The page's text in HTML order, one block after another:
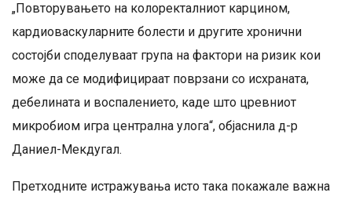
„Повторувањето на колоректалниот карцином,
кардиоваскуларните болести и другите хронични
состојби споделуваат група на фактори на ризик кои
може да се модифицираат поврзани со исхраната,
дебелината и воспалението, каде што цревниот
микробиом игра централна улога“, објаснила д-р
Даниел-Мекдугал.
Претходните истражувања исто така покажале важна